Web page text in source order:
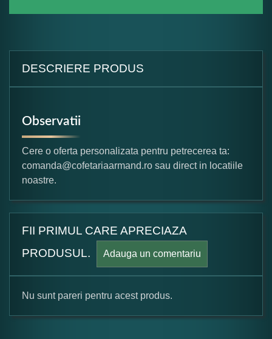
DESCRIERE PRODUS
Observatii
Cere o oferta personalizata pentru petrecerea ta:
comanda@cofetariaarmand.ro sau direct in locatiile
noastre.
FII PRIMUL CARE APRECIAZA
PRODUSUL.
Adauga un comentariu
Formular pareri client
Nu sunt pareri pentru acest produs.